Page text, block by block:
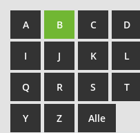
A B C D
I J K L
Q R S T
Y Z Alle